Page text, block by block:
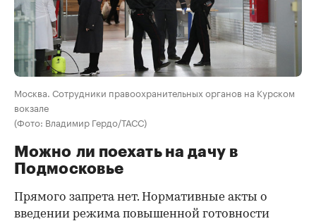
Москва. Сотрудники правоохранительных органов на Курском
вокзале
(Фото: Владимир Гердо/ТАСС)
Можно ли поехать на дачу в
Подмосковье
Прямого запрета нет. Нормативные акты о
введении режима повышенной готовности